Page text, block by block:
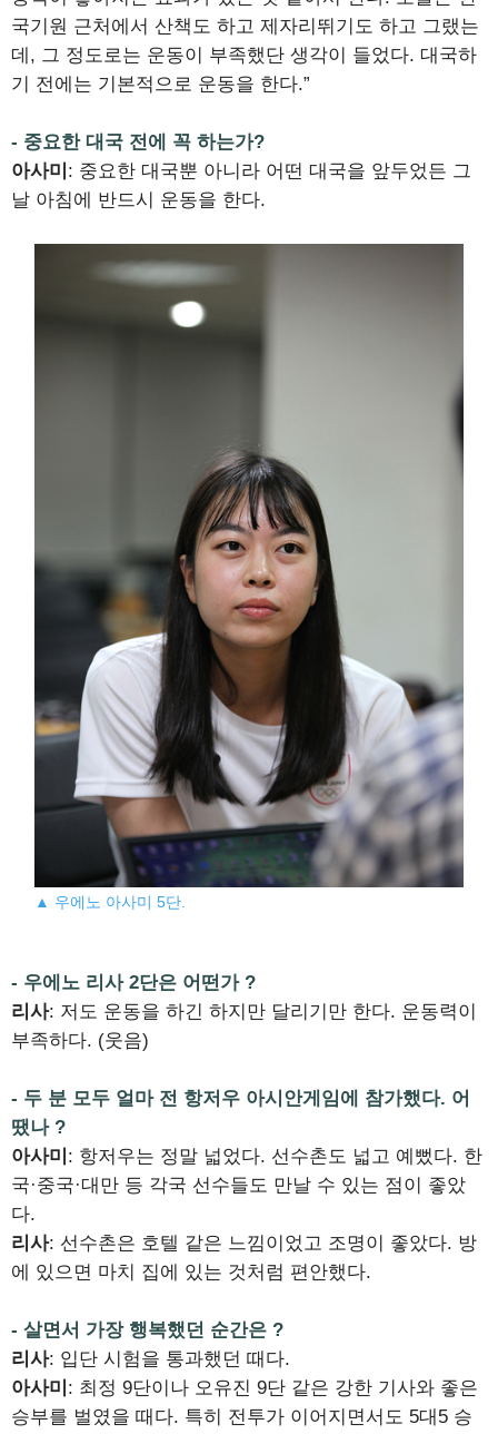
국기원 근처에서 산책도 하고 제자리뛰기도 하고 그랬는
데, 그 정도로는 운동이 부족했단 생각이 들었다. 대국하
기 전에는 기본적으로 운동을 한다.”
- 중요한 대국 전에 꼭 하는가?
아사미 : 중요한 대국뿐 아니라 어떤 대국을 앞두었든 그
날 아침에 반드시 운동을 한다.
▲ 우에노 아사미 5단.
- 우에노 리사 2단은 어떤가 ?
리사: 저도 운동을 하긴 하지만 달리기만 한다. 운동력이
부족하다. (웃음)
- 두 분 모두 얼마 전 항저우 아시안게임에 참가했다. 어
땠나 ?
아사미 : 항저우는 정말 넓었다. 선수촌도 넓고 예뻤다. 한
국·중국·대만 등 각국 선수들도 만날 수 있는 점이 좋았
다.
리사: 선수촌은 호텔 같은 느낌이었고 조명이 좋았다. 방
에 있으면 마치 집에 있는 것처럼 편안했다.
- 살면서 가장 행복했던 순간은 ?
리사: 입단 시험을 통과했던 때다.
아사미 : 최정 9단이나 오유진 9단 같은 강한 기사와 좋은
승부를 벌였을 때다. 특히 전투가 이어지면서도 5대5 승